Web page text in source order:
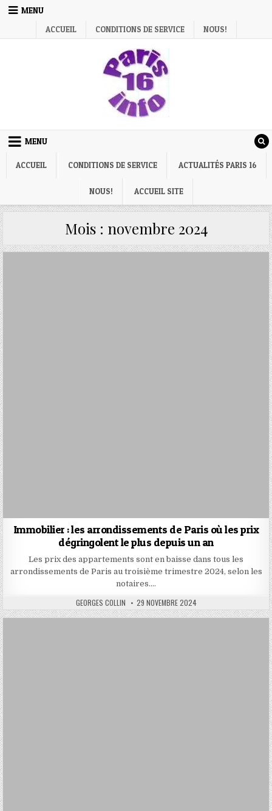
Skip
MENU
ACCUEIL
CONDITIONS DE SERVICE NOUS!
MENU
ACCUEIL CONDITIONS DE SERVICE ACTUALITÉS PARIS 16
NOUS! ACCUEIL SITE
Mois : novembre 2024
Immobilier : les arrondissements de Paris où les prix
dégringolent le plus depuis un an
Les prix des appartements sont en baisse dans tous les
arrondissements de Paris au troisième trimestre 2024, selon les
notaires….
AUTHOR:
GEORGES COLLIN PUBLISHED
DATE:
29 NOVEMBRE 2024